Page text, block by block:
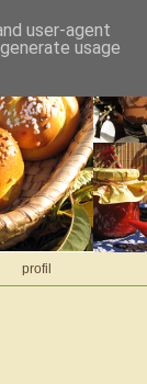
profil
user-agent
usage